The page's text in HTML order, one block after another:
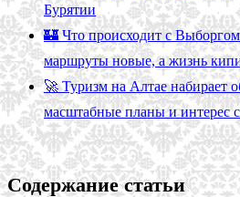
Бурятии
🏰 Что происходит с
маршруты новые, а жизнь
🚀 Туризм на Алтае набирает
масштабные планы и интерес
Содержание статьи